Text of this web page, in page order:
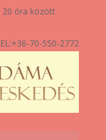
20 óra között
+36-70-550-2772